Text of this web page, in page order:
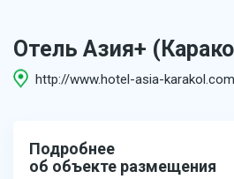
Отель Азия+
http://www.hotel-asia-
Подробнее
об объекте размещения